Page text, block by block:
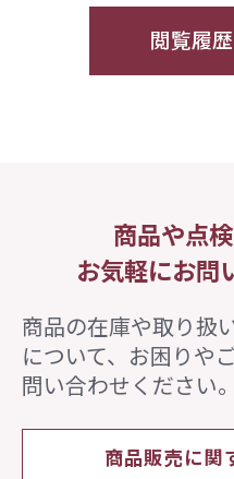
閲覧履
商品や点
お気軽にお問
商品の在庫や取り扱
について、 お困りや
問い合わせください。
商品販売に関